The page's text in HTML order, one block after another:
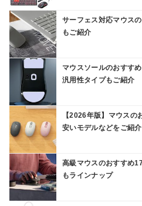
サーフェス対応マウス
もご紹介
マウスソールのおすす
汎用性タイプもご紹介
【2026年版】マウスの
安いモデルなどをご紹介
高級マウスのおすすめ
もラインナップ